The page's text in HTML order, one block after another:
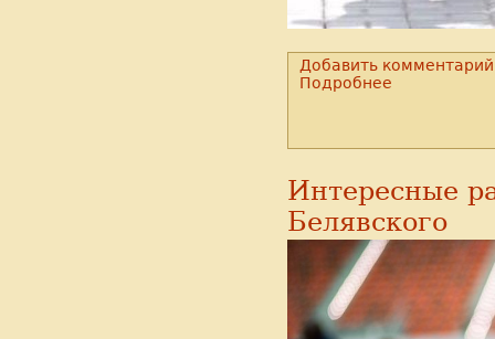
Добавить комментарий
Подробнее
Интересные
Белявского